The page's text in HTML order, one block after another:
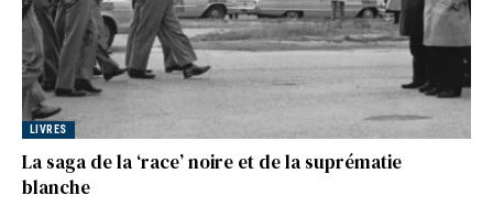
LIVRES
La saga de la ‘race’ noire et de la suprématie
blanche